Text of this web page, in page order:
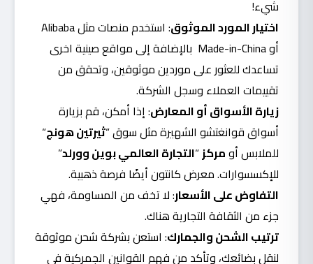
شيء!
اختيار المورد الموثوق: استخدم منصات مثلAlibaba
أوMade-in-China بالإضافة إلىمواقع صينية اخرى
تساعدك للعثور على موردين موثوقين، وتحقق من
تقييمات العملاء وسجل الشركة.
زيارة الأسواق أو المعارض: إذا أمكن، قم بزيارة
أسواق قوانغتشو الشهيرة مثلسوق “ثيرتين هونج“
للملابس أومركز“التجارة العالمي بوين وورلد”
للإكسسوارات.معرض كانتونأيضًا فرصة ذهبية.
التفاوض على الأسعار: لا تخف من المساومة، فهي
جزء من الثقافة التجارية هناك.
ترتيب الشحن والجمارك: استعن بشركة شحن موثوقة
لنقل بضائعك، وتأكد من فهم القوانين الجمركية في